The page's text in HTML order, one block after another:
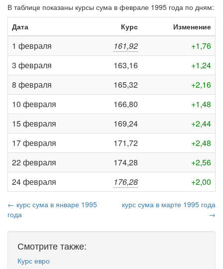
В таблице показаны курсы сума в феврале 1995 года по дням:
Дата
Курс Изменение
1 февраля 161,92
+1,76
3 февраля
163,16
+1,24
8 февраля
165,32
+2,16
10 февраля
166,80
+1,48
15 февраля
169,24
+2,44
17 февраля
171,72
+2,48
22 февраля
174,28
+2,56
24 февраля
176,28 +2,00
← курс сума в январе 1995
года
курс сума в марте 1995 года
→
Смотрите также:
Курс евро